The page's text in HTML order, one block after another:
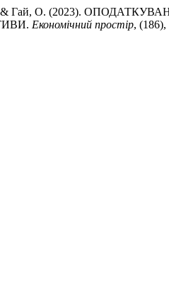
Л., & Гай, О. (2023).
Економічний простір, (186),